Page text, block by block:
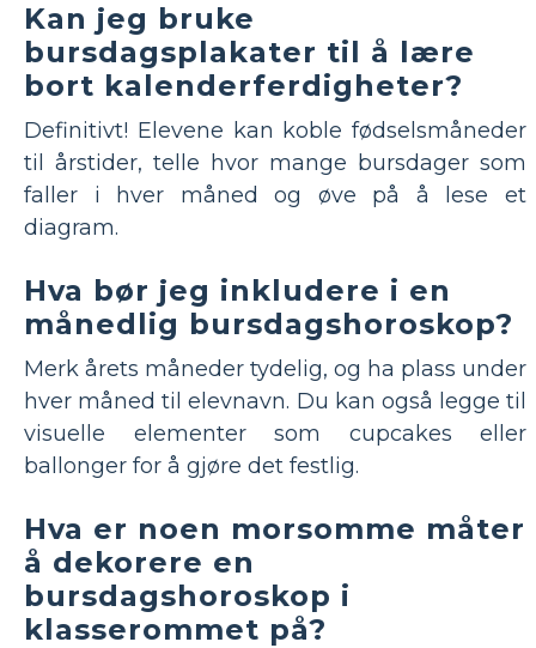
Kan jeg bruke
bursdagsplakater til å lære
bort kalenderferdigheter?
Definitivt! Elevene kan koble fødselsmåneder
til årstider, telle hvor mange bursdager som
faller i hver måned og øve på å lese et
diagram.
Hva bør jeg inkludere i en
månedlig bursdagshoroskop?
Merk årets måneder tydelig, og ha plass under
hver måned til elevnavn. Du kan også legge til
visuelle elementer som cupcakes eller
ballonger for å gjøre det festlig.
Hva er noen morsomme måter
å dekorere en
bursdagshoroskop i
klasserommet på?